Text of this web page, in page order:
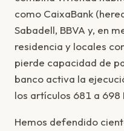
como CaixaBank
Sabadell, BBVA y, en
residencia y locales
pierde capacidad de
banco activa la
los artículos 681 a 698
Hemos defendido